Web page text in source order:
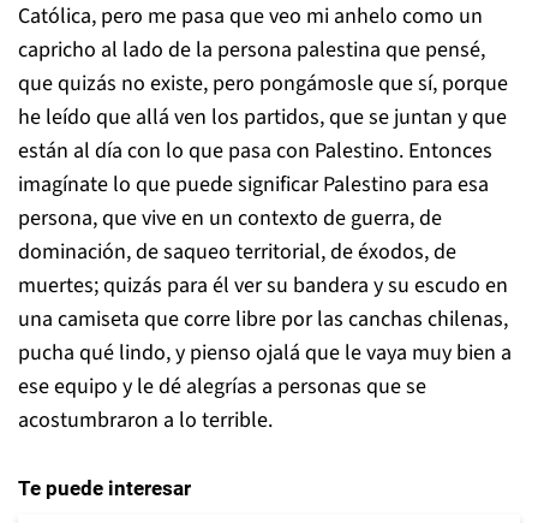
Católica, pero me pasa que veo mi anhelo como un
capricho al lado de la persona palestina que pensé,
que quizás no existe, pero pongámosle que sí, porque
he leído que allá ven los partidos, que se juntan y que
están al día con lo que pasa con Palestino. Entonces
imagínate lo que puede significar Palestino para esa
persona, que vive en un contexto de guerra, de
dominación, de saqueo territorial, de éxodos, de
muertes; quizás para él ver su bandera y su escudo en
una camiseta que corre libre por las canchas chilenas,
pucha qué lindo, y pienso ojalá que le vaya muy bien a
ese equipo y le dé alegrías a personas que se
acostumbraron a lo terrible.
Te puede interesar